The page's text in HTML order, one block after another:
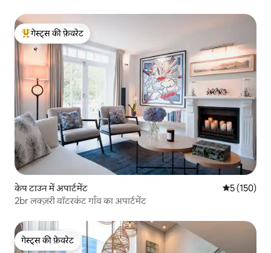
गेस्ट्स का टॉप फ़ेवरेट
गेस्ट्स की फ़ेवरेट
केप टाउन में अपार्टमेंट औसत रेटिंग 5
5 (150)
2br लक्ज़री वॉटरकंट गाँव का अपार्टमेंट
गेस्ट्स की फ़ेवरेट
गेस्ट्स की फ़ेवरेट